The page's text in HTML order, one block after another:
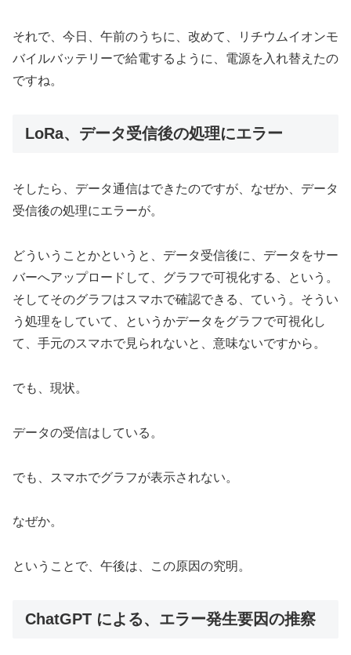
それで、今日、午前のうちに、改めて、リチウムイオンモ
バイルバッテリーで給電するように、電源を入れ替えたの
ですね。
LoRa、データ受信後の処理にエラー
そしたら、データ通信はできたのですが、なぜか、データ
受信後の処理にエラーが。
どういうことかというと、データ受信後に、データをサー
バーへアップロードして、グラフで可視化する、という。
そしてそのグラフはスマホで確認できる、ていう。そうい
う処理をしていて、というかデータをグラフで可視化し
て、手元のスマホで見られないと、意味ないですから。
でも、現状。
データの受信はしている。
でも、スマホでグラフが表示されない。
なぜか。
ということで、午後は、この原因の究明。
ChatGPT による、エラー発生要因の推察